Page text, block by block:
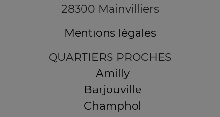
28300 Mainvilliers
Mentions légales
QUARTIERS PROCHES
Amilly
Barjouville
Champhol